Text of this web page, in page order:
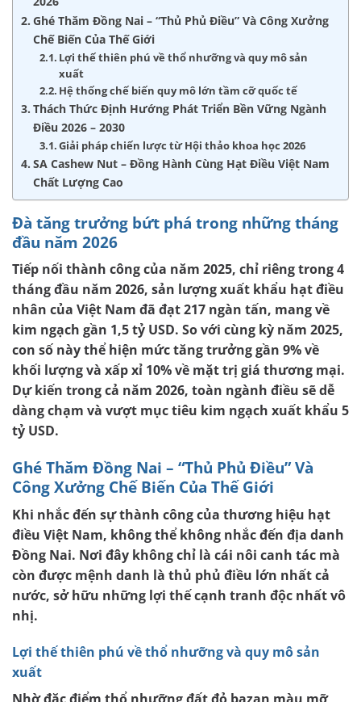
Ghé Thăm Đồng Nai – “Thủ Phủ Điều” Và Công Xưởng
Chế Biến Của Thế Giới
Lợi thế thiên phú về thổ nhưỡng và quy mô sản
xuất
Hệ thống chế biến quy mô lớn tầm cỡ quốc tế
Thách Thức Định Hướng Phát Triển Bền Vững Ngành
Điều 2026 – 2030
Giải pháp chiến lược từ Hội thảo khoa học 2026
SA Cashew Nut – Đồng Hành Cùng Hạt Điều Việt Nam
Chất Lượng Cao
Đà tăng trưởng bứt phá trong những tháng
đầu năm 2026
Tiếp nối thành công của năm 2025, chỉ riêng trong 4
tháng đầu năm 2026, sản lượng xuất khẩu hạt điều
nhân của Việt Nam đã đạt 217 ngàn tấn, mang về
kim ngạch gần 1,5 tỷ USD. So với cùng kỳ năm 2025,
con số này thể hiện mức tăng trưởng gần 9% về
khối lượng và xấp xỉ 10% về mặt trị giá thương mại.
Dự kiến trong cả năm 2026, toàn ngành điều sẽ dễ
dàng chạm và vượt mục tiêu kim ngạch xuất khẩu 5
tỷ USD.
Ghé Thăm Đồng Nai – “Thủ Phủ Điều” Và
Công Xưởng Chế Biến Của Thế Giới
Khi nhắc đến sự thành công của thương hiệu hạt
điều Việt Nam, không thể không nhắc đến địa danh
Đồng Nai. Nơi đây không chỉ là cái nôi canh tác mà
còn được mệnh danh là thủ phủ điều lớn nhất cả
nước, sở hữu những lợi thế cạnh tranh độc nhất vô
nhị.
Lợi thế thiên phú về thổ nhưỡng và quy mô sản
xuất